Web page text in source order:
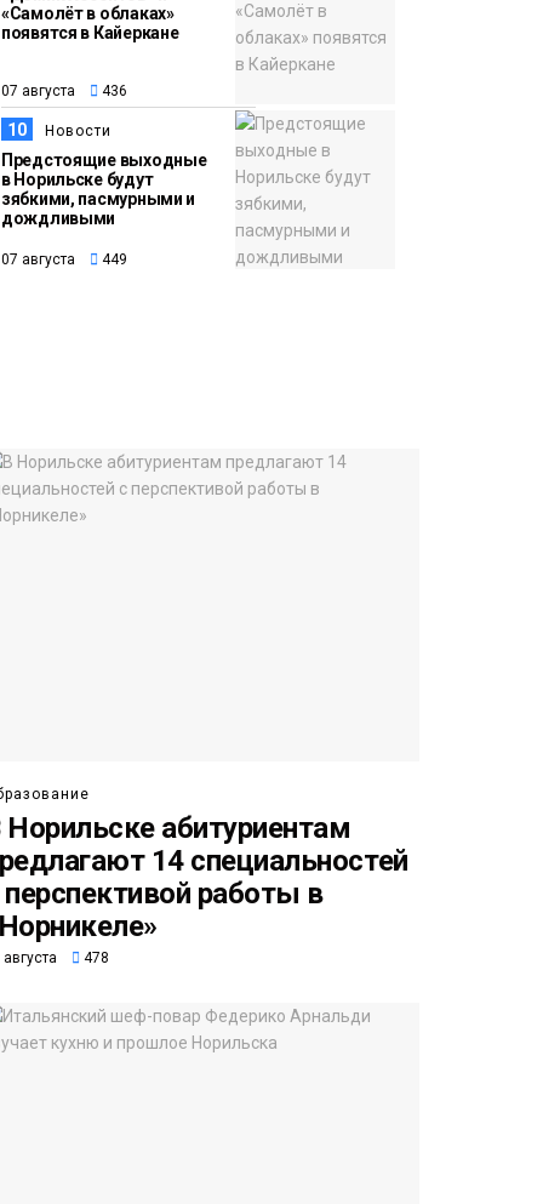
«Самолёт в облаках»
появятся в Кайеркане
07 августа 436
10 Новости
Предстоящие выходные
в Норильске будут
зябкими, пасмурными и
дождливыми
07 августа 449
Норильске абитуриентам
14 специальностей
перспективой работы в
478